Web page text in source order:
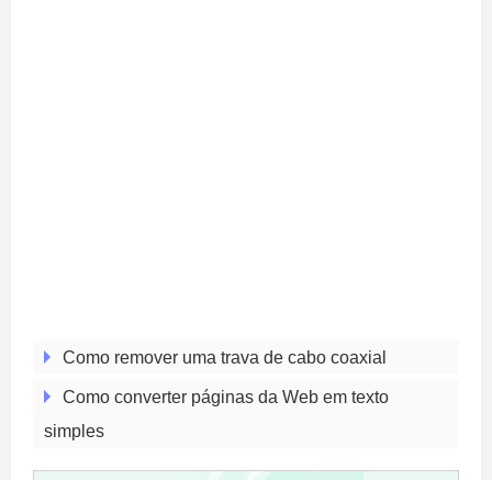
Como remover uma trava de cabo coaxial
Como converter páginas da Web em texto
simples